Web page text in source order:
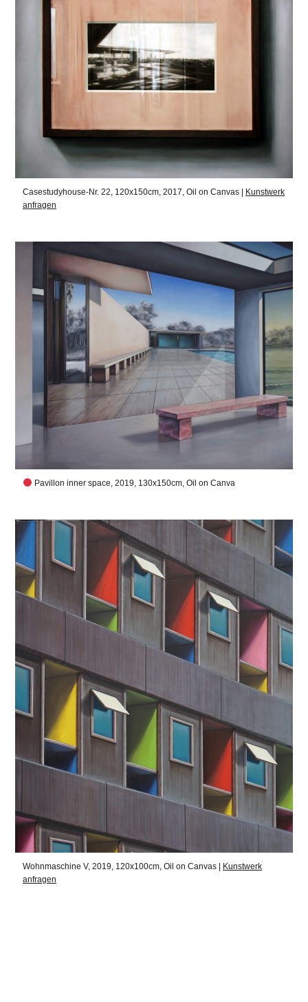
Casestudyhouse-Nr. 22, 120x150cm, 2017, Oil on Canvas | Kunstwerk
anfragen
Pavillon inner space, 2019, 130x150cm, Oil on Canva
Wohnmaschine V, 2019, 120x100cm, Oil on Canvas | Kunstwerk
anfragen